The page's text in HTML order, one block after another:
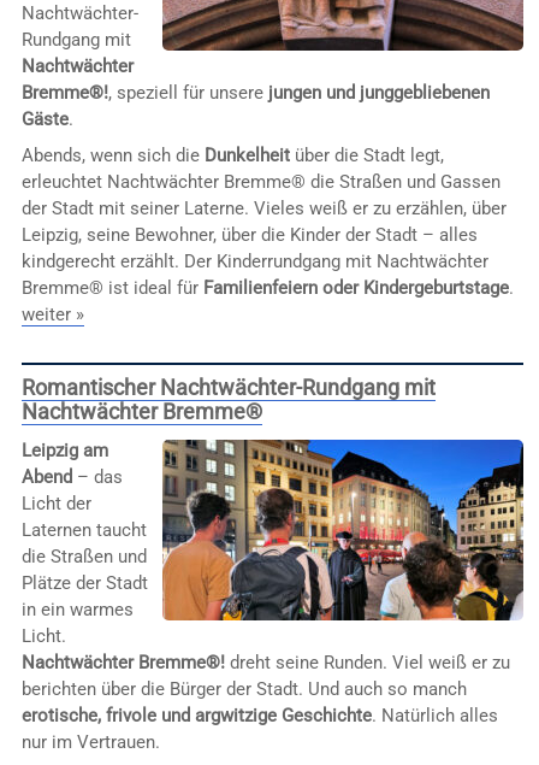
Nachtwächter-
Rundgang mit
Nachtwächter
Bremme®!, speziell für unsere jungen und junggebliebenen
Gäste.
Abends, wenn sich die Dunkelheitüber die Stadt legt,
erleuchtet Nachtwächter Bremme® die Straßen und Gassen
der Stadt mit seiner Laterne. Vieles weiß er zu erzählen, über
Leipzig, seine Bewohner, über die Kinder der Stadt – alles
kindgerecht erzählt. Der Kinderrundgang mit Nachtwächter
Bremme® ist ideal für Familienfeiern oder Kindergeburtstage.
weiter »
Romantischer Nachtwächter-Rundgang mit
Nachtwächter Bremme®
Leipzig am
Abend – das
Licht der
Laternen taucht
die Straßen und
Plätze der Stadt
in ein warmes
Licht.
Nachtwächter Bremme®!dreht seine Runden. Viel weiß er zu
berichten über die Bürger der Stadt. Und auch so manch
erotische, frivole und argwitzige Geschichte. Natürlich alles
nur im Vertrauen.